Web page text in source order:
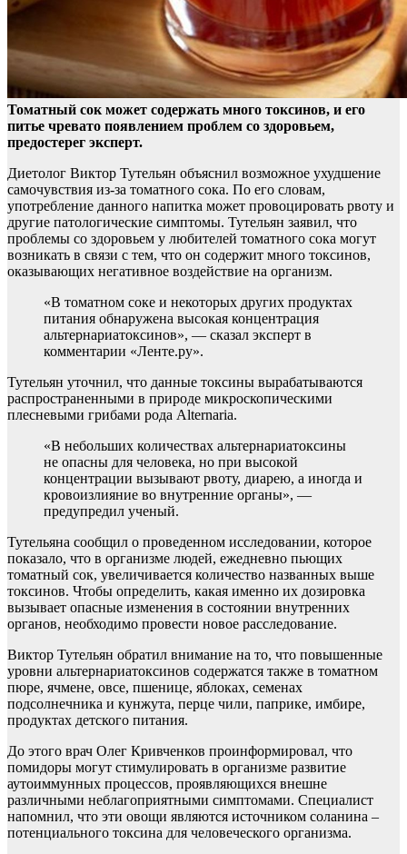
Томатный сок может содержать много токсинов, и его
питье чревато появлением проблем со здоровьем,
предостерег эксперт.
Диетолог Виктор Тутельян объяснил возможное ухудшение
самочувствия из-за томатного сока. По его словам,
употребление данного напитка может провоцировать рвоту и
другие патологические симптомы. Тутельян заявил, что
проблемы со здоровьем у любителей томатного сока могут
возникать в связи с тем, что он содержит много токсинов,
оказывающих негативное воздействие на организм.
«В томатном соке и некоторых других продуктах
питания обнаружена высокая концентрация
альтернариатоксинов», — сказал эксперт в
комментарии «Ленте.ру».
Тутельян уточнил, что данные токсины вырабатываются
распространенными в природе микроскопическими
плесневыми грибами рода Alternaria.
«В небольших количествах альтернариатоксины
не опасны для человека, но при высокой
концентрации вызывают рвоту, диарею, а иногда и
кровоизлияние во внутренние органы», —
предупредил ученый.
Тутельяна сообщил о проведенном исследовании, которое
показало, что в организме людей, ежедневно пьющих
томатный сок, увеличивается количество названных выше
токсинов. Чтобы определить, какая именно их дозировка
вызывает опасные изменения в состоянии внутренних
органов, необходимо провести новое расследование.
Виктор Тутельян обратил внимание на то, что повышенные
уровни альтернариатоксинов содержатся также в томатном
пюре, ячмене, овсе, пшенице, яблоках, семенах
подсолнечника и кунжута, перце чили, паприке, имбире,
продуктах детского питания.
До этого врач Олег Кривченков проинформировал, что
помидоры могут стимулировать в организме развитие
аутоиммунных процессов, проявляющихся внешне
различными неблагоприятными симптомами. Специалист
напомнил, что эти овощи являются источником соланина –
потенциального токсина для человеческого организма.